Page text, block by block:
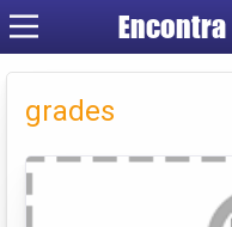
Encontra
grades